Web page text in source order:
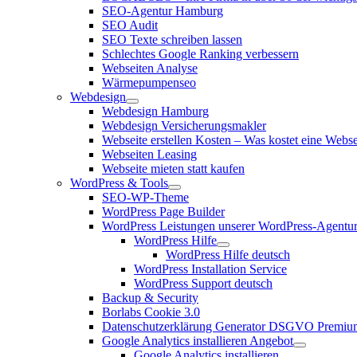
SEO-Agentur Hamburg
SEO Audit
SEO Texte schreiben lassen
Schlechtes Google Ranking verbessern
Webseiten Analyse
Wärmepumpenseo
Webdesign
Webdesign Hamburg
Webdesign Versicherungsmakler
Webseite erstellen Kosten – Was kostet eine
Webseiten Leasing
Webseite mieten statt kaufen
WordPress & Tools
SEO-WP-Theme
WordPress Page Builder
WordPress Leistungen unserer WordPress-Agentur
WordPress Hilfe
WordPress Hilfe deutsch
WordPress Installation Service
WordPress Support deutsch
Backup & Security
Borlabs Cookie 3.0
Datenschutzerklärung Generator DSGVO
Google Analytics installieren Angebot